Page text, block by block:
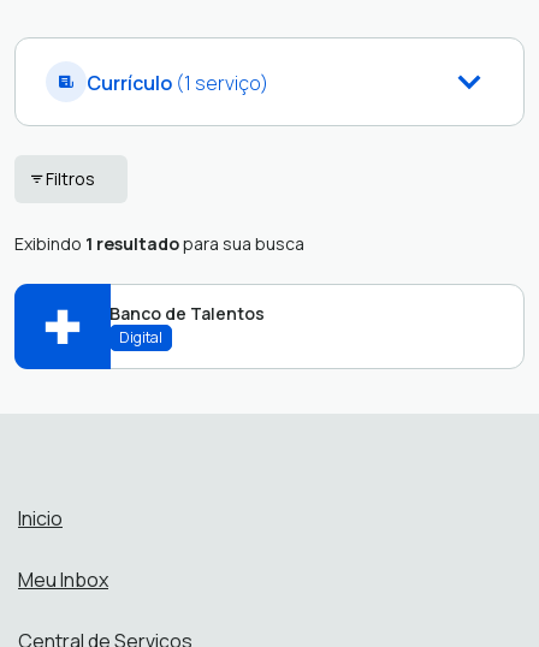
Currículo (1 serviço)
RH
Filtros
Exibindo 1 resultadopara sua busca
Banco de Talentos
Digital
Perfis:
Inicio
Meu Inbox
Central de Serviços